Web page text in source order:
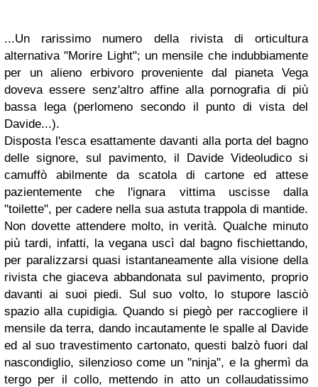
...Un rarissimo numero della rivista di orticultura
alternativa "Morire Light"; un mensile che indubbiamente
per un alieno erbivoro proveniente dal pianeta Vega
doveva essere senz'altro affine alla pornografia di più
bassa lega (perlomeno secondo il punto di vista del
Davide...).
Disposta l'esca esattamente davanti alla porta del bagno
delle signore, sul pavimento, il Davide Videoludico si
camuffò abilmente da scatola di cartone ed attese
pazientemente che l'ignara vittima uscisse dalla
"toilette", per cadere nella sua astuta trappola di mantide.
Non dovette attendere molto, in verità. Qualche minuto
più tardi, infatti, la vegana uscì dal bagno fischiettando,
per paralizzarsi quasi istantaneamente alla visione della
rivista che giaceva abbandonata sul pavimento, proprio
davanti ai suoi piedi. Sul suo volto, lo stupore lasciò
spazio alla cupidigia. Quando si piegò per raccogliere il
mensile da terra, dando incautamente le spalle al Davide
ed al suo travestimento cartonato, questi balzò fuori dal
nascondiglio, silenzioso come un "ninja", e la ghermì da
tergo per il collo, mettendo in atto un collaudatissimo